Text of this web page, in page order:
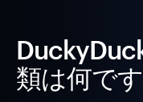
類は何で